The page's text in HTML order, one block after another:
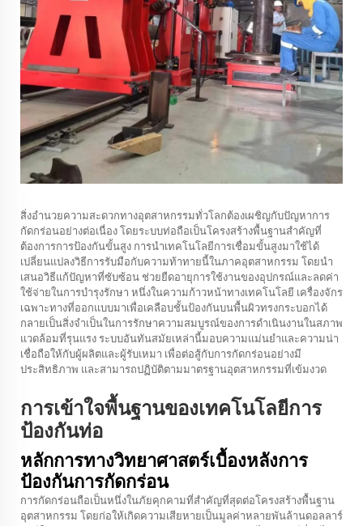
สิ่งอำนวยความสะดวกทางอุตสาหกรรมทั่วโลกต้องเผชิญกับปัญหาการ
กัดกร่อนอย่างต่อเนื่อง โดยระบบท่อถือเป็นโครงสร้างพื้นฐานสำคัญที่
ต้องการการป้องกันขั้นสูง การนำเทคโนโลยีการเชื่อมขั้นสูงมาใช้ได้
เปลี่ยนแปลงวิธีการรับมือกับความท้าทายนี้ในภาคอุตสาหกรรม โดยนำ
เสนอวิธีแก้ปัญหาที่ซับซ้อน ช่วยยืดอายุการใช้งานของอุปกรณ์และลดค่า
ใช้จ่ายในการบำรุงรักษา หนึ่งในความก้าวหน้าทางเทคโนโลยี เครื่องจักร
เฉพาะทางที่ออกแบบมาเพื่อเคลือบชั้นป้องกันบนพื้นผิวทรงกระบอกได้
กลายเป็นสิ่งจำเป็นในการรักษาความสมบูรณ์ของการดำเนินงานในสภาพ
แวดล้อมที่รุนแรง ระบบอันทันสมัยเหล่านี้มอบความแม่นยำและความน่า
เชื่อถือให้กับผู้ผลิตและผู้รับเหมา เพื่อต่อสู้กับการกัดกร่อนอย่างมี
ประสิทธิภาพ และสามารถปฏิบัติตามมาตรฐานอุตสาหกรรมที่เข้มงวด
การเข้าใจพื้นฐานของเทคโนโลยีการ
ป้องกันท่อ
หลักการทางวิทยาศาสตร์เบื้องหลังการ
ป้องกันการกัดกร่อน
การกัดกร่อนถือเป็นหนึ่งในภัยคุกคามที่สำคัญที่สุดต่อโครงสร้างพื้นฐาน
อุตสาหกรรม โดยก่อให้เกิดความเสียหายเป็นมูลค่าหลายพันล้านดอลลาร์